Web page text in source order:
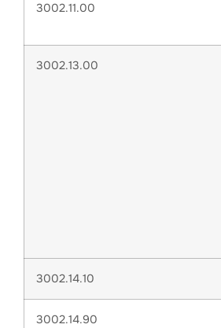
3002.11.00
3002.13.00
3002.14.10
3002.14.90